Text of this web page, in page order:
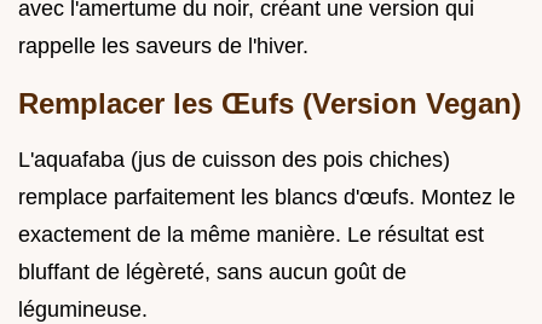
avec l'amertume du noir, créant une version qui
rappelle les saveurs de l'hiver.
Remplacer les Œufs (Version Vegan)
L'aquafaba (jus de cuisson des pois chiches)
remplace parfaitement les blancs d'œufs. Montez le
exactement de la même manière. Le résultat est
bluffant de légèreté, sans aucun goût de
légumineuse.